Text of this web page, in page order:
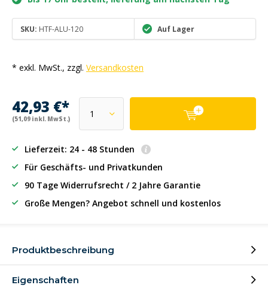
SKU: HTF-ALU-120 Auf Lager
* exkl. MwSt., zzgl. Versandkosten
42,93 €*
(51,09 inkl. MwSt.)
Lieferzeit: 24 - 48 Stunden
Für Geschäfts- und Privatkunden
90 Tage Widerrufsrecht / 2 Jahre Garantie
Große Mengen? Angebot schnell und kostenlos
Produktbeschreibung
Eigenschaften